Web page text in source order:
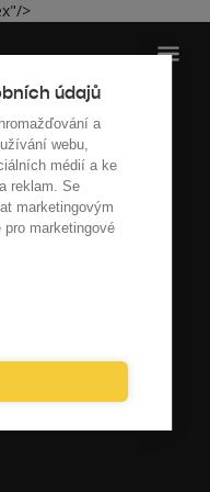
údajů
a
webu,
médií a ke
reklam. Se
marketingovým
pro marketingové
>